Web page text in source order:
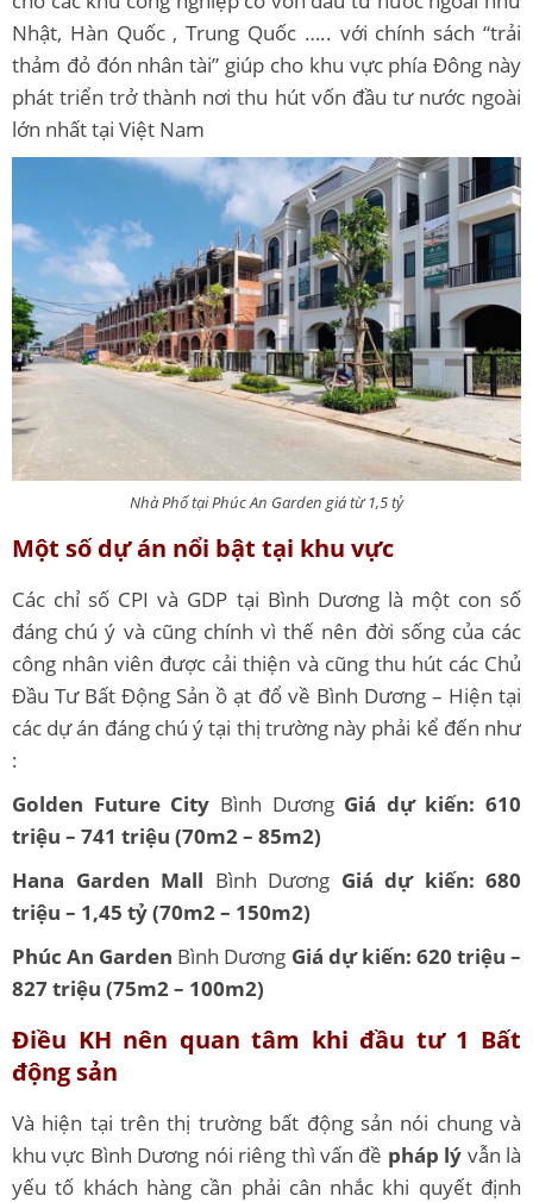
Nhật, Hàn Quốc , Trung Quốc ….. với chính sách “trải
thảm đỏ đón nhân tài” giúp cho khu vực phía Đông này
phát triển trở thành nơi thu hút vốn đầu tư nước ngoài
lớn nhất tại Việt Nam
Nhà Phố tại Phúc An Garden giá từ 1,5 tỷ
Một số dự án nổi bật tại khu vực
Các chỉ số CPI và GDP tại Bình Dương là một con số
đáng chú ý và cũng chính vì thế nên đời sống của các
công nhân viên được cải thiện và cũng thu hút các Chủ
Đầu Tư Bất Động Sản ồ ạt đổ về Bình Dương – Hiện tại
các dự án đáng chú ý tại thị trường này phải kể đến như
:
Golden Future City Bình Dương Giá dự kiến: 610
triệu – 741 triệu (70m2 – 85m2)
Hana Garden Mall Bình Dương Giá dự kiến: 680
triệu – 1,45 tỷ (70m2 – 150m2)
Phúc An Garden Bình Dương Giá dự kiến: 620 triệu –
827 triệu (75m2 – 100m2)
Điều KH nên quan tâm khi đầu tư 1 Bất
động sản
Và hiện tại trên thị trường bất động sản nói chung và
khu vực Bình Dương nói riêng thì vấn đề pháp lý vẫn là
yếu tố khách hàng cần phải cân nhắc khi quyết định